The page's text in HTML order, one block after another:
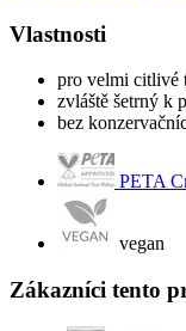
Vlastnosti
pro velmi citlivé
zvláště šetrný k
bez
PETA
vegan
Zákazníci tento